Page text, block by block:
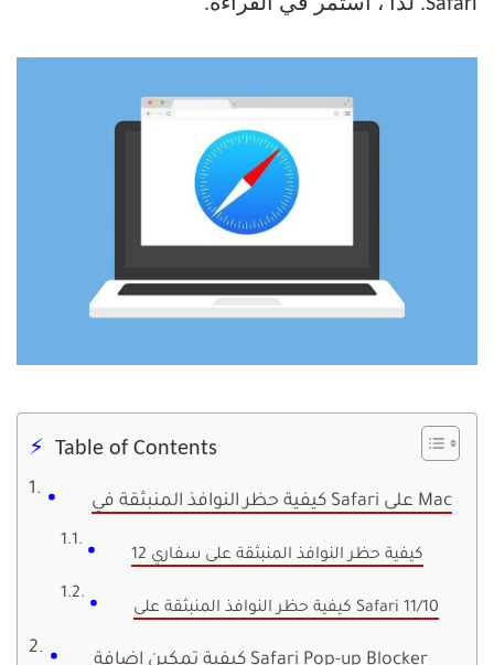
Safari. لذا ، استمر في القراءة.
Table of Contents
كيفية حظر النوافذ المنبثقة في Safari على Mac
كيفية حظر النوافذ المنبثقة على سفاري 12
كيفية حظر النوافذ المنبثقة على Safari 11/10
كيفية تمكين اضافة Safari Pop-up Blocker